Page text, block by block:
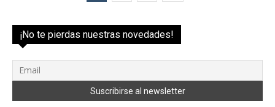
¡No te pierdas nuestras novedades!